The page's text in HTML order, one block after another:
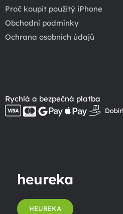
Proč koupit použitý iPhone
Obchodní podmínky
Ochrana osobních údajů
Rychlá a bezpečná platba
heureka
HEUREKA